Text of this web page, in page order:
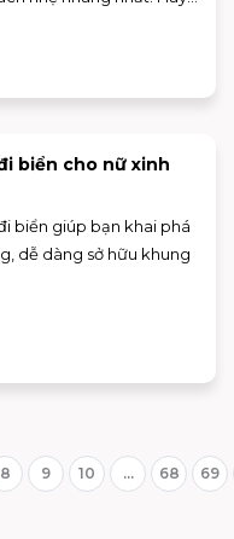
sức khỏe cho cả gia
biển cho nữ xinh
biển giúp bạn khai phá
dễ dàng sở hữu khung
8 9 10 ... 68 69